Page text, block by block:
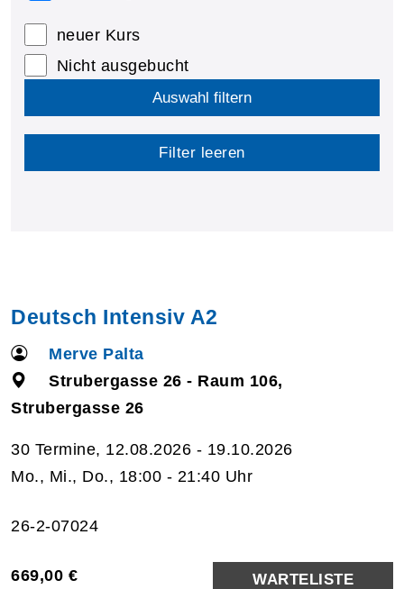
neuer Kurs
Nicht ausgebucht
Auswahl filtern
Filter leeren
Deutsch Intensiv A2
Merve Palta
Strubergasse 26 - Raum 106,
Strubergasse 26
30 Termine, 12.08.2026 - 19.10.2026
Mo., Mi., Do., 18:00 - 21:40 Uhr
26-2-07024
669,00 € WARTELISTE